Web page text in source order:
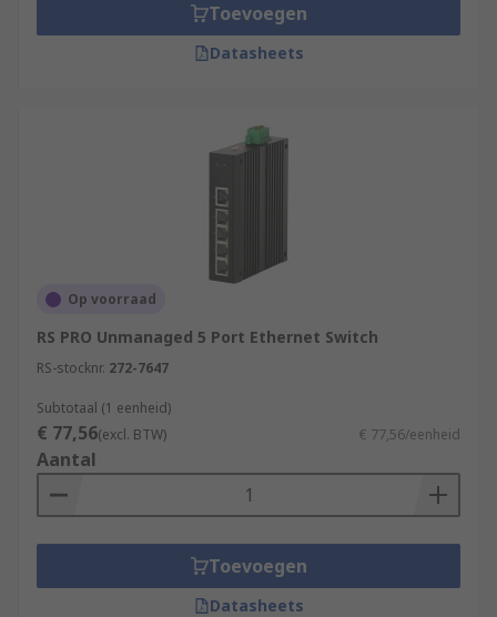
Toevoegen
Datasheets
Op voorraad
RS PRO Unmanaged 5 Port Ethernet Switch
RS-stocknr. 272-7647
Subtotaal (1 eenheid)
€ 77,56(excl. BTW) € 77,56/eenheid
Aantal
Toevoegen
Datasheets